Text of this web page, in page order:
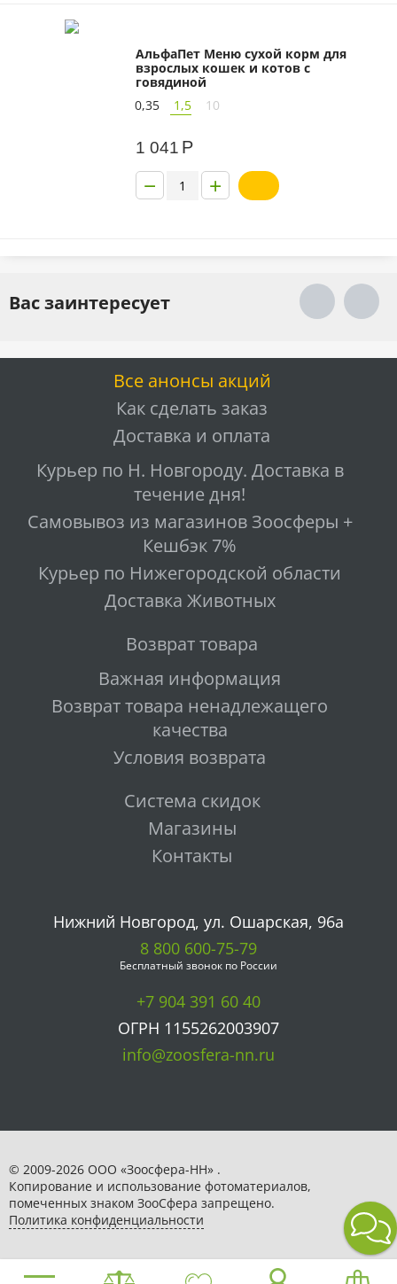
АльфаПет Меню сухой корм для
взрослых кошек и котов с
говядиной
0,35
1,5 10
1 041 Р
+
−
Вас заинтересует
Все анонсы акций
Как сделать заказ
Доставка и оплата
Курьер по Н. Новгороду. Доставка в
течение дня!
Самовывоз из магазинов Зоосферы +
Кешбэк 7%
Курьер по Нижегородской области
Доставка Животных
Возврат товара
Важная информация
Возврат товара ненадлежащего
качества
Условия возврата
Система скидок
Магазины
Контакты
Нижний Новгород, ул. Ошарская, 96а
8 800 600-75-79
Бесплатный звонок по России
+7 904 391 60 40
ОГРН 1155262003907
info@zoosfera-nn.ru
© 2009-2026 ООО «Зоосфера-НН» .
Копирование и использование фотоматериалов,
помеченных знаком ЗooСфера запрещено.
Политика конфиденциальности